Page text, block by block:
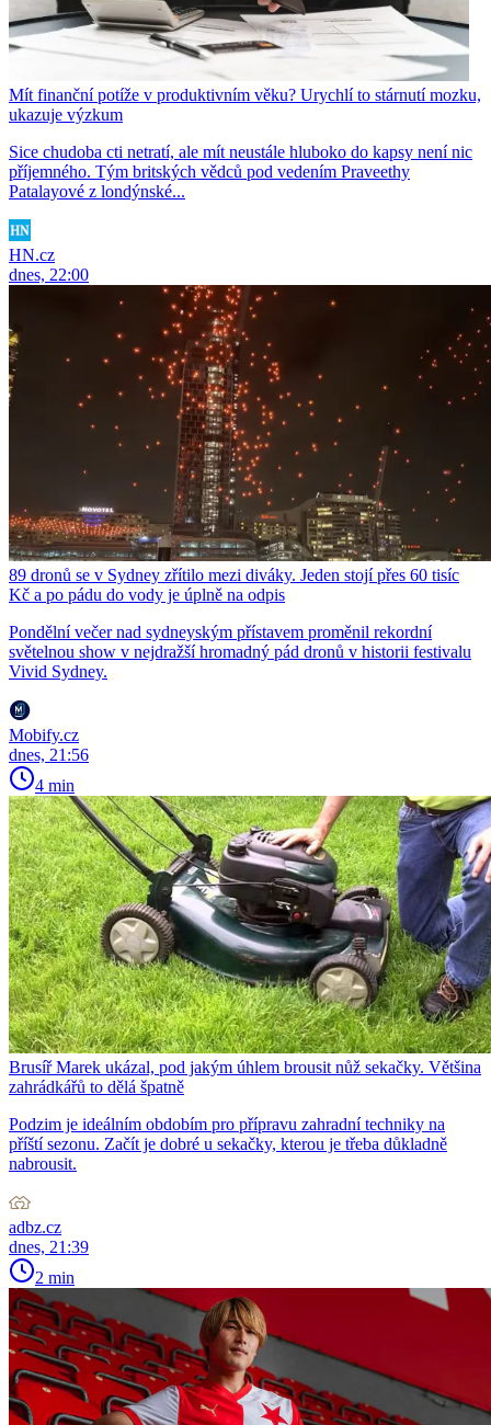
Mít finanční potíže v produktivním věku? Urychlí to stárnutí mozku,
ukazuje výzkum
Sice chudoba cti netratí, ale mít neustále hluboko do kapsy není nic
příjemného. Tým britských vědců pod vedením Praveethy
Patalayové z londýnské...
HN.cz
dnes, 22:00
89 dronů se v Sydney zřítilo mezi diváky. Jeden stojí přes 60 tisíc
Kč a po pádu do vody je úplně na odpis
Pondělní večer nad sydneyským přístavem proměnil rekordní
světelnou show v nejdražší hromadný pád dronů v historii festivalu
Vivid Sydney.
Mobify.cz
dnes, 21:56
4 min
Brusíř Marek ukázal, pod jakým úhlem brousit nůž sekačky. Většina
zahrádkářů to dělá špatně
Podzim je ideálním obdobím pro přípravu zahradní techniky na
příští sezonu. Začít je dobré u sekačky, kterou je třeba důkladně
nabrousit.
adbz.cz
dnes, 21:39
2 min